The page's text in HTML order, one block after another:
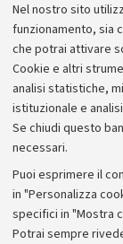
Nel nostro sito
funzionamento, sia
che potrai attivare
Cookie e altri
analisi statistiche,
istituzionale e
Se chiudi questo
necessari.
Puoi esprimere il
in "Personalizza
specifici in "Mostra
Potrai sempre
La sala sarà
20e ilsabato